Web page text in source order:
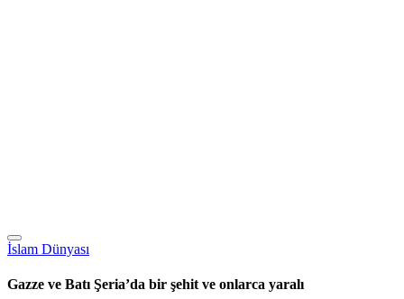
İslam Dünyası
Gazze ve Batı Şeria’da bir şehit ve onlarca yaralı